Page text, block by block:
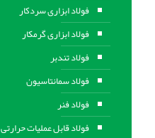
فولاد ابزاری سردکار
فولاد ابزاری گرمکار
فولاد تندبر
فولاد سمانتاسیون
فولاد فنر
فولاد قابل عملیات حرارتی